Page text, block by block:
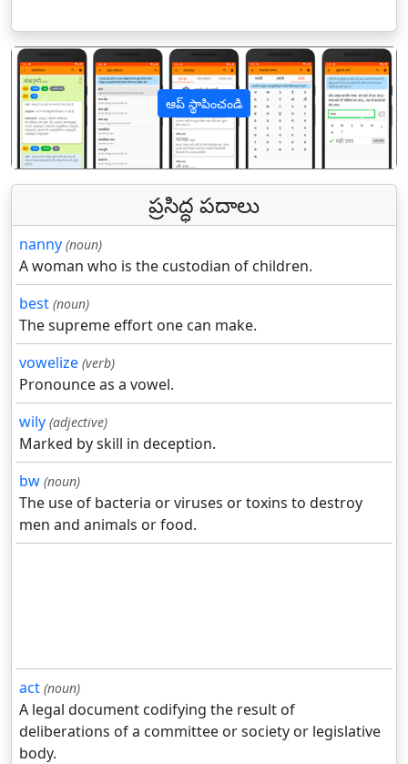
ఆప్ స్థాపించండి
पिछला
ప్రసిద్ధ పదాలు
nanny (noun)
A woman who is the custodian of children.
best (noun)
The supreme effort one can make.
vowelize (verb)
Pronounce as a vowel.
wily (adjective)
Marked by skill in deception.
bw (noun)
The use of bacteria or viruses or toxins to destroy
men and animals or food.
act (noun)
A legal document codifying the result of
deliberations of a committee or society or legislative
body.